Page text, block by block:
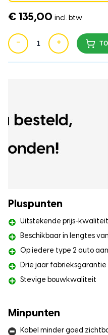
€ 135,00 incl. btw
− +
Pluspunten
Uitstekende prijs-
Beschikbaar in lengtes
Op iedere type 2 auto
Drie jaar fabrieksgarantie
Stevige bouwkwaliteit
Minpunten
Kabel minder goed